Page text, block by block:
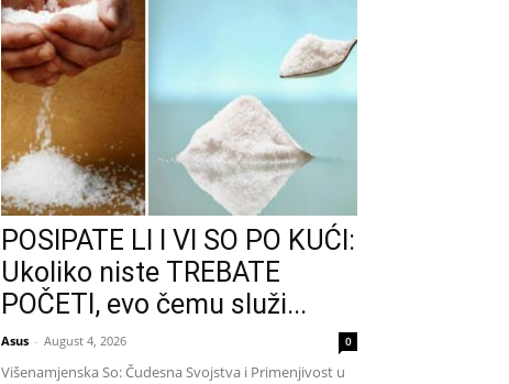
POSIPATE LI I VI SO PO KUĆI:
Ukoliko niste TREBATE
POČETI, evo čemu služi...
Asus - August 4, 2026 0
Višenamjenska So: Čudesna Svojstva i Primenjivost u